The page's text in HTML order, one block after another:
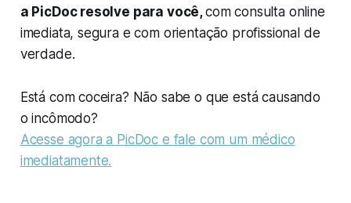
a PicDoc resolve para você,com consulta online
imediata, segura e com orientação profissional de
verdade.
Está com coceira? Não sabe o que está causando
o incômodo?
Acesse agora a PicDoc e fale com um médico
imediatamente.